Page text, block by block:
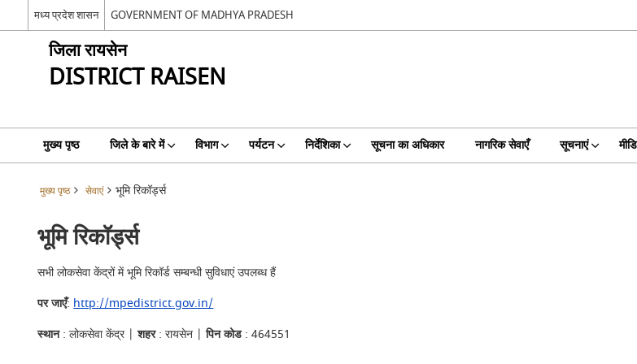
मध्य प्रदेश शासन GOVERNMENT OF MADHYA PRADESH
जिला रायसेन
DISTRICT RAISEN
मुख्य पृष्ठ जिले के बारे में विभाग पर्यटन निर्देशिका सूचना का अधिकार नागरिक सेवाएँ सूचनाएं
मुख्य पृष्ठ सेवाएं भूमि रिकॉर्ड्स
भूमि रिकॉर्ड्स
सभी लोकसेवा केंद्रों में भूमि रिकॉर्ड सम्बन्धी सुविधाएं उपलब्ध हैं
पर जाएँ: http://mpedistrict.gov.in/
स्थान: लोकसेवा केंद्र |शहर: रायसेन |पिन कोड: 464551